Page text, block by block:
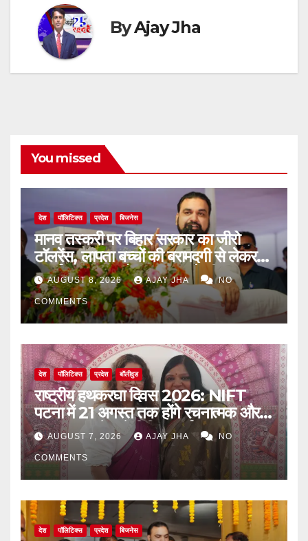
ByAjay Jha
You missed
देश पॉलिटिक्स प्रदेश बिजनेस
मानव तस्करी पर बिहार सरकार का जीरो
टॉलरेंस, लापता बच्चों की बरामदगी से लेकर
पुनर्वास तक पर जोर: सम्राट चौधरी
AUGUST 8, 2026 AJAY JHA NO
COMMENTS
देश पॉलिटिक्स प्रदेश बॉलीवुड
राष्ट्रीय हथकरघा दिवस 2026: NIFT
पटना में 21 अगस्त तक होंगे रचनात्मक और
जागरूकता से जुड़े विविध कार्यक्रम
AUGUST 7, 2026 AJAY JHA NO
COMMENTS
देश पॉलिटिक्स प्रदेश बिजनेस